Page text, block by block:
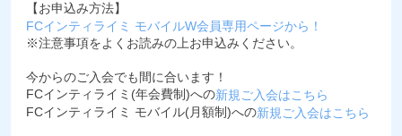
【お申込み方法】
FCインティライミ モバイルW会員専用ページから！
※注意事項をよくお読みの上お申込みください。
今からのご入会でも間に合います！
FCインティライミ(年会費制)への新規ご入会はこちら
FCインティライミ モバイル(月額制)への新規ご入会はこちら